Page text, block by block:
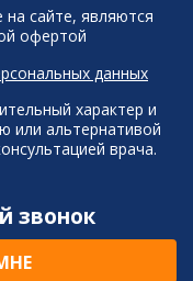
сайте, являются
офертой
данных
характер и
или альтернативой
врача.
звонок